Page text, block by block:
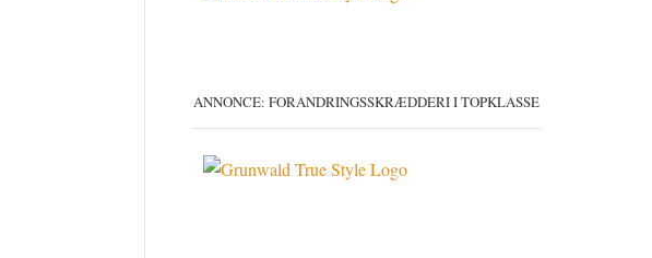
ANNONCE: FORANDRINGSSKRÆDDERI I TOPKLASSE